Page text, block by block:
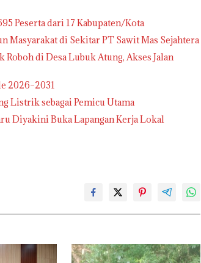
Peserta dari 17 Kabupaten/Kota
Masyarakat di Sekitar PT Sawit Mas Sejahtera
di Desa Lubuk Atung, Akses Jalan
2026–2031
Listrik sebagai Pemicu Utama
Diyakini Buka Lapangan Kerja Lokal